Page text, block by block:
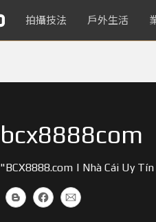
拍攝技法 戶外生活
bcx8888com
"BCX8888.com | Nhà Cái Uy